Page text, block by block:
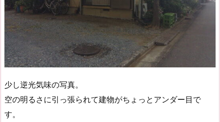
少し逆光気味の写真。
空の明るさに引っ張られて建物がちょっとアンダー目で
す。